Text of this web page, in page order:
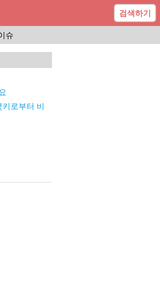
검색하기
슈
로부터 비